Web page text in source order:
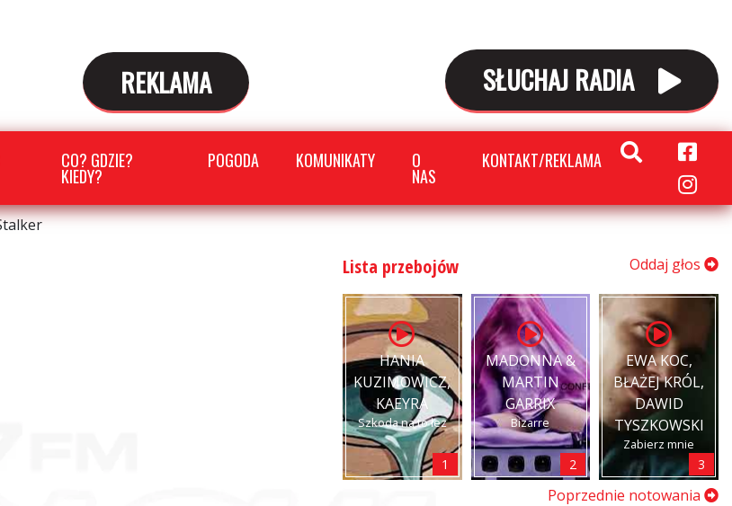
REKLAMA SŁUCHAJ RADIA
CO? GDZIE?
KIEDY?
POGODA KOMUNIKATY O
NAS
KONTAKT/REKLAMA
Lista przebojów Oddaj głos
HANIA
KUZIMOWICZ,
KAEYRA
Szkoda na to łez
1
MADONNA &
MARTIN
GARRIX
Bizarre
2
EWA KOC,
BŁAŻEJ KRÓL,
DAWID
TYSZKOWSKI
Zabierz mnie
3
Poprzednie notowania